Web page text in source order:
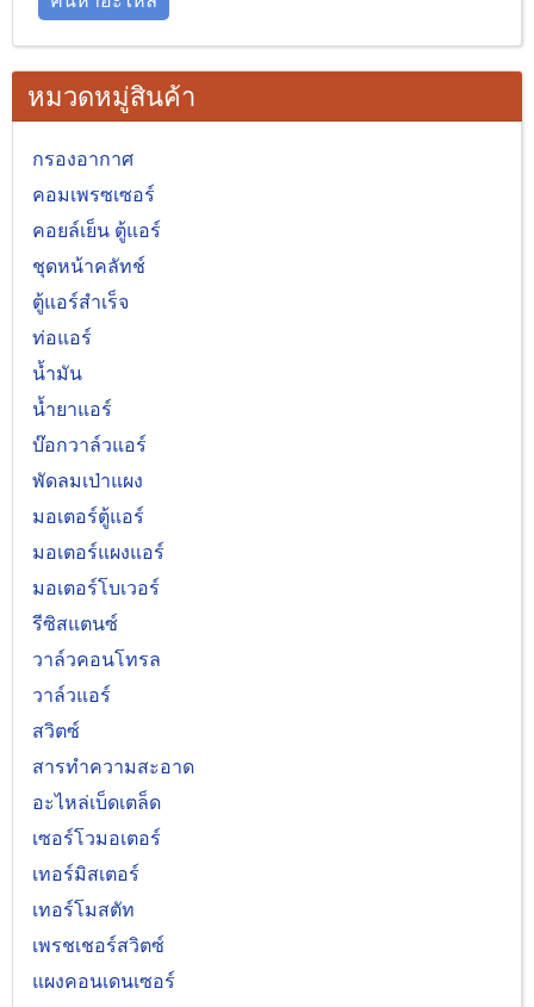
หมวดหมู่สินค้า
กรองอากาศ
คอมเพรซเซอร์
คอยล์เย็น ตู้แอร์
ชุดหน้าคลัทช์
ตู้แอร์สำเร็จ
ท่อแอร์
น้ำมัน
น้ำยาแอร์
บ๊อกวาล์วแอร์
พัดลมเป่าแผง
มอเตอร์ตู้แอร์
มอเตอร์แผงแอร์
มอเตอร์โบเวอร์
รีซิสแตนซ์
วาล์วคอนโทรล
วาล์วแอร์
สวิตซ์
สารทำความสะอาด
อะไหล่เบ็ดเตล็ด
เซอร์โวมอเตอร์
เทอร์มิสเตอร์
เทอร์โมสตัท
เพรชเชอร์สวิตซ์
แผงคอนเดนเซอร์